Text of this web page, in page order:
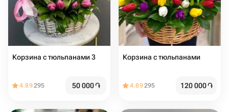
Корзина с тюльпанами 3
4.89295 50 000֏
Корзина с тюльпанами
4.89295 120 000֏